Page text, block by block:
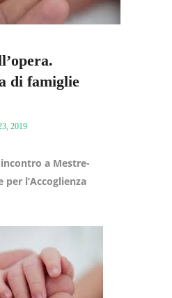
di famiglie
2019
a Mestre-
per l’Accoglienza